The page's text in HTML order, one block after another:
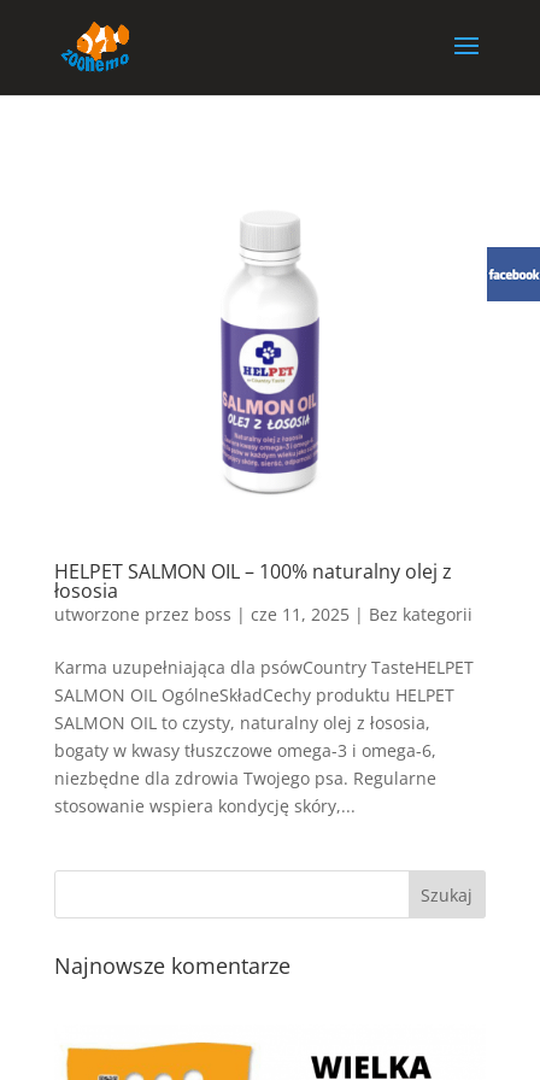
HELPET SALMON OIL – 100% naturalny olej z
łososia
utworzone przez boss | cze 11, 2025| Bez kategorii
Karma uzupełniająca dla psówCountry TasteHELPET
SALMON OIL OgólneSkładCechy produktu HELPET
SALMON OIL to czysty, naturalny olej z łososia,
bogaty w kwasy tłuszczowe omega-3 i omega-6,
niezbędne dla zdrowia Twojego psa. Regularne
stosowanie wspiera kondycję skóry,...
Najnowsze komentarze